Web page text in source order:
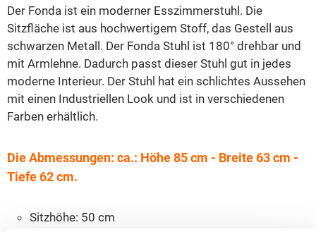
Der Fonda ist ein moderner Esszimmerstuhl. Die
Sitzfläche ist aus hochwertigem Stoff, das Gestell aus
schwarzen Metall. Der Fonda Stuhl ist 180° drehbar und
mit Armlehne. Dadurch passt dieser Stuhl gut in jedes
moderne Interieur. Der Stuhl hat ein schlichtes Aussehen
mit einen Industriellen Look und ist in verschiedenen
Farben erhältlich.
Die Abmessungen: ca.: Höhe 85 cm - Breite 63 cm -
Tiefe 62 cm.
Sitzhöhe: 50 cm